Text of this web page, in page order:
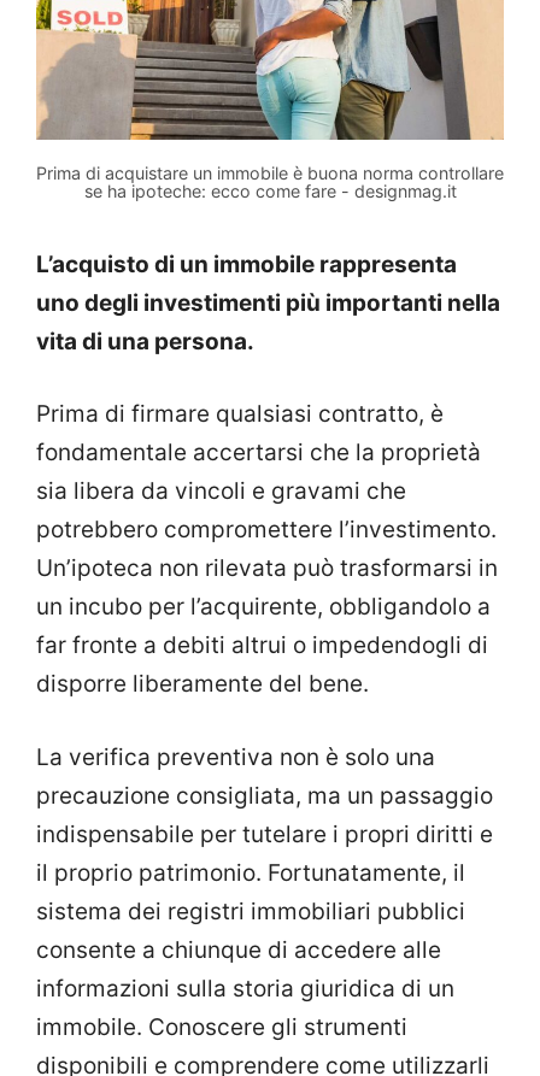
Prima di acquistare un immobile è buona norma controllare
se ha ipoteche: ecco come fare - designmag.it
L’acquisto di un immobile rappresenta
uno degli investimenti più importanti nella
vita di una persona.
Prima di firmare qualsiasi contratto, è
fondamentale accertarsi che la proprietà
sia libera da vincoli e gravami che
potrebbero compromettere l’investimento.
Un’ipoteca non rilevata può trasformarsi in
un incubo per l’acquirente, obbligandolo a
far fronte a debiti altrui o impedendogli di
disporre liberamente del bene.
La verifica preventiva non è solo una
precauzione consigliata, ma un passaggio
indispensabile per tutelare i propri diritti e
il proprio patrimonio. Fortunatamente, il
sistema dei registri immobiliari pubblici
consente a chiunque di accedere alle
informazioni sulla storia giuridica di un
immobile. Conoscere gli strumenti
disponibili e comprendere come utilizzarli